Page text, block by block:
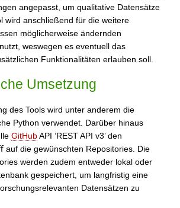
angepasst, um qualitative Datensätze
wird anschließend für die weitere
möglicherweise ändernden
weswegen es eventuell das
Funktionalitäten erlauben soll.
Umsetzung
des Tools wird unter anderem die
Python verwendet. Darüber hinaus
GitHubAPI ’REST API v3’ den
auf die gewünschten Repositories. Die
werden zudem entweder lokal oder
gespeichert, um langfristig eine
Datensätzen zu